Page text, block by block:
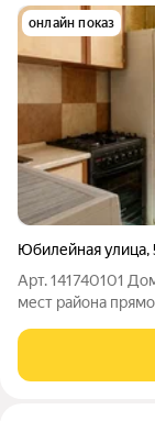
онлайн показ
Юбилейная улица,
Арт. 141740101
мест района прямо напротив входа в парк «Добросельский».
современные
велодорожки и